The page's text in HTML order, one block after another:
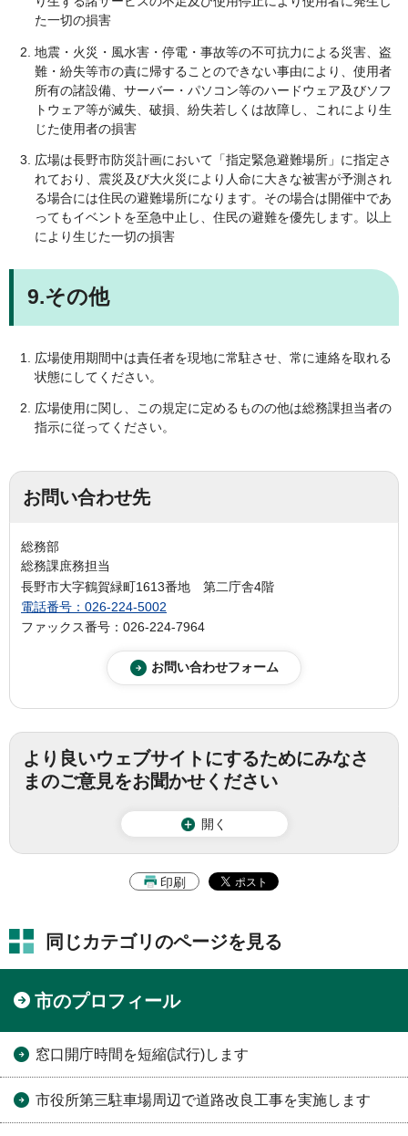
た一切の損害
地震・火災・風水害・停電・事故等の不可抗力による災害、盗
難・紛失等市の責に帰することのできない事由により、使用者
所有の諸設備、サーバー・パソコン等のハードウェア及びソフ
トウェア等が滅失、破損、紛失若しくは故障し、これにより生
じた使用者の損害
広場は長野市防災計画において「指定緊急避難場所」に指定さ
れており、震災及び大火災により人命に大きな被害が予測され
る場合には住民の避難場所になります。その場合は開催中であ
ってもイベントを至急中止し、住民の避難を優先します。以上
により生じた一切の損害
9.その他
広場使用期間中は責任者を現地に常駐させ、常に連絡を取れる
状態にしてください。
広場使用に関し、この規定に定めるものの他は総務課担当者の
指示に従ってください。
お問い合わせ先
総務部
総務課庶務担当
長野市大字鶴賀緑町1613番地 第二庁舎4階
電話番号：026-224-5002
ファックス番号：026-224-7964
より良いウェブサイトにするためにみなさ
まのご意見をお聞かせください
開く
印刷
同じカテゴリのページを見る
市のプロフィール
窓口開庁時間を短縮(試行)します
市役所第三駐車場周辺で道路改良工事を実施します